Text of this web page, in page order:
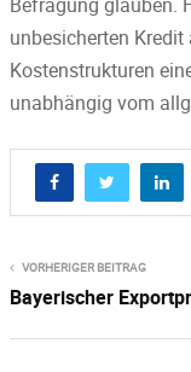
unbesicherten
Kostenstrukturen
unabhängig vom
VORHERIGER BEITRAG
Bayerischer